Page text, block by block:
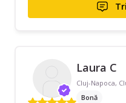
Laura C
Cluj-Napoca,
Bonă